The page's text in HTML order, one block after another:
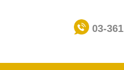
03-